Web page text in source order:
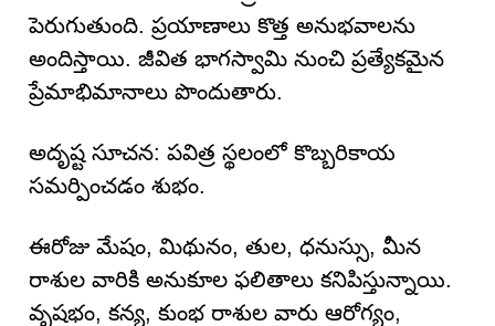
పెరుగుతుంది. ప్రయాణాలు కొత్త అనుభవాలను
అందిస్తాయి. జీవిత భాగస్వామి నుంచి ప్రత్యేకమైన
ప్రేమాభిమానాలు పొందుతారు.
అదృష్ట సూచన: పవిత్ర స్థలంలో కొబ్బరికాయ
సమర్పించడం శుభం.
ఈరోజు మేషం, మిథునం, తుల, ధనుస్సు, మీన
రాశుల వారికి అనుకూల ఫలితాలు కనిపిస్తున్నాయి.
వృషభం, కన్య, కుంభ రాశుల వారు ఆరోగ్యం,